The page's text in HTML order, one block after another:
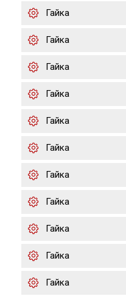
Гайка
Гайка
Гайка
Гайка
Гайка
Гайка
Гайка
Гайка
Гайка
Гайка
Гайка